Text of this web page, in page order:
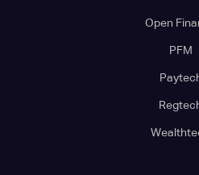
Open
PFM